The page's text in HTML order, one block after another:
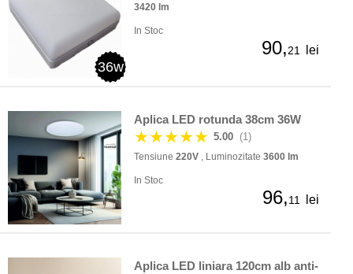
36w
3420 lm
In Stoc
90,21 lei
Aplica LED rotunda 38cm 36W
★★★★★ 5.00 (1)
Tensiune 220V , Luminozitate 3600 lm
In Stoc
96,11 lei
Aplica LED liniara 120cm alb anti-